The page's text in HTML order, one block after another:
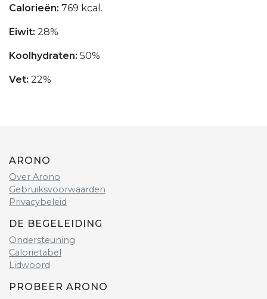
Calorieën: 769 kcal.
Eiwit: 28%
Koolhydraten: 50%
Vet: 22%
ARONO
Over Arono
Gebruiksvoorwaarden
Privacybeleid
DE BEGELEIDING
Ondersteuning
Calorietabel
Lidwoord
PROBEER ARONO